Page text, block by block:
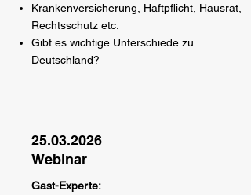
Krankenversicherung, Haftpflicht, Hausrat,
Rechtsschutz etc.
Gibt es wichtige Unterschiede zu
Deutschland?
25.03.2026
Webinar
Gast-Experte: